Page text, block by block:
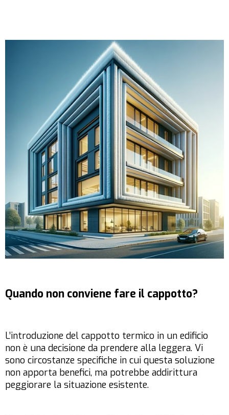
Quando non conviene fare il cappotto?
L’introduzione del cappotto termico in un edificio
non è una decisione da prendere alla leggera. Vi
sono circostanze specifiche in cui questa soluzione
non apporta benefici, ma potrebbe addirittura
peggiorare la situazione esistente.